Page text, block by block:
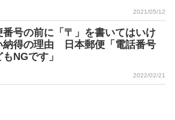
2021/05/12
番号の前に「〒」を書いてはいけ
納得の理由 日本郵便「電話番号
NGです」
2022/02/21